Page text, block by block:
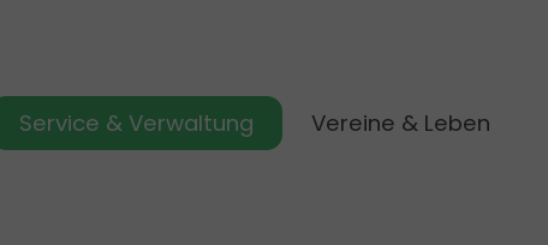
Service & Verwaltung Vereine & Leben